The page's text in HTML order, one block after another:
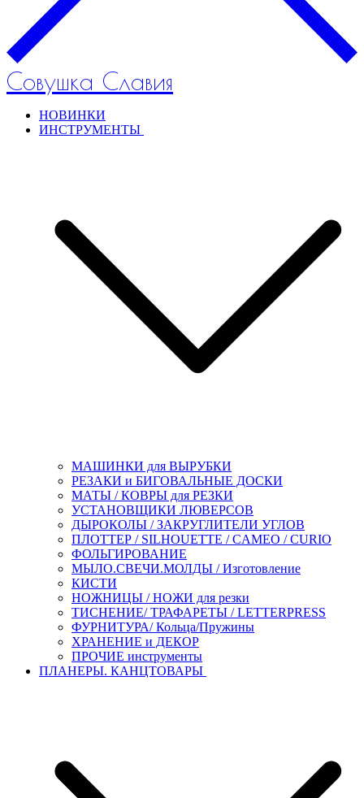
Совушка Славия
НОВИНКИ
ИНСТРУМЕНТЫ
МАШИНКИ для ВЫРУБКИ
РЕЗАКИ и БИГОВАЛЬНЫЕ ДОСКИ
МАТЫ / КОВРЫ для РЕЗКИ
УСТАНОВЩИКИ ЛЮВЕРСОВ
ДЫРОКОЛЫ / ЗАКРУГЛИТЕЛИ УГЛОВ
ПЛОТТЕР / SILHOUETTE / CAMEO / CURIO
ФОЛЬГИРОВАНИЕ
МЫЛО.СВЕЧИ.МОЛДЫ / Изготовление
КИСТИ
НОЖНИЦЫ / НОЖИ для резки
ТИСНЕНИЕ/ ТРАФАРЕТЫ / LETTERPRESS
ФУРНИТУРА/ Кольца/Пружины
ХРАНЕНИЕ и ДЕКОР
ПРОЧИЕ инструменты
ПЛАНЕРЫ. КАНЦТОВАРЫ